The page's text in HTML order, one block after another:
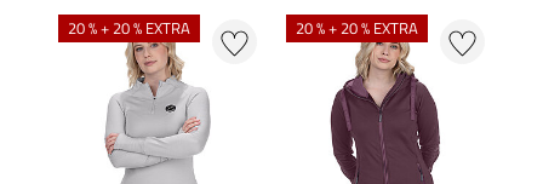
20 % + 20 % EXTRA 20 % + 20 % EXTRA